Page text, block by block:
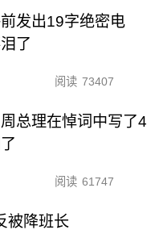
发出19字绝密电
了
阅读 73407
总理在悼词中写了4
阅读 61747
被降班长